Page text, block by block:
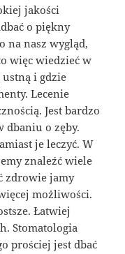
jakości
o piękny
na nasz wygląd,
więc wiedzieć w
ustną i gdzie
Lecenie
Jest bardzo
dbaniu o zęby.
je leczyć. W
znaleźć wiele
zdrowie jamy
możliwości.
Łatwiej
Stomatologia
prościej jest dbać